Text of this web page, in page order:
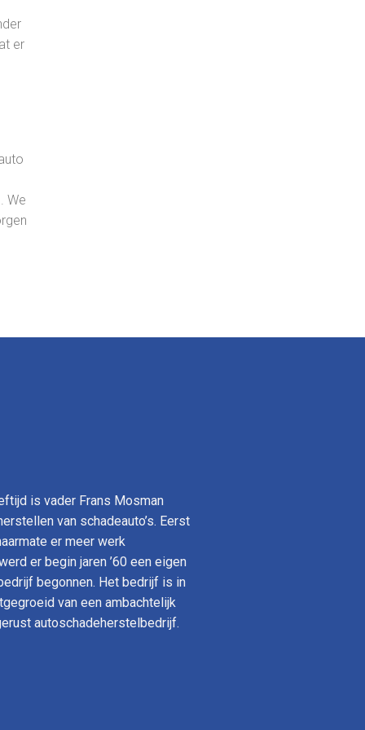
er
We
is vader Frans Mosman
van schadeauto’s. Eerst
er meer werk
er begin jaren ’60 een eigen
begonnen. Het bedrijf is in
van een ambachtelijk
autoschadeherstelbedrijf.